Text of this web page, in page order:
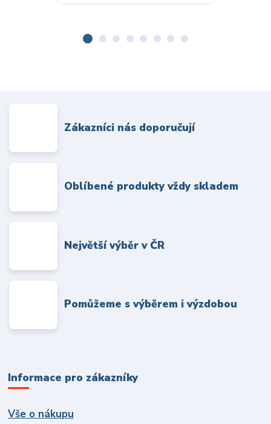
Zákazníci nás doporučují
Oblíbené produkty vždy skladem
Největší výběr v ČR
Pomůžeme s výběrem i výzdobou
Informace pro zákazníky
Vše o nákupu